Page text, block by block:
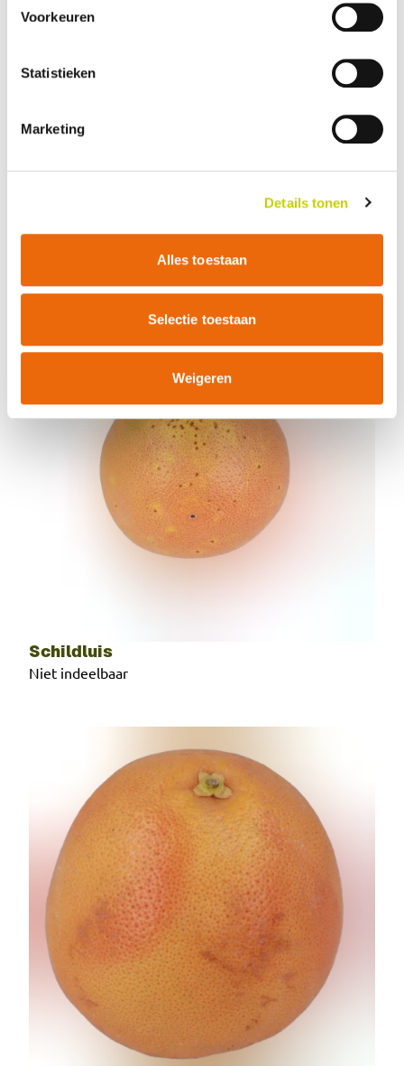
Voorkeuren
Statistieken
Marketing
Details tonen
Alles toestaan
Selectie toestaan
Weigeren
Klasse II
Schildluis
Niet indeelbaar